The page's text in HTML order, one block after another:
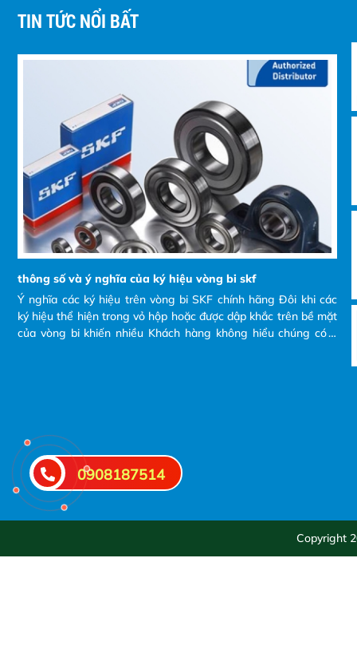
TIN TỨC NỔI BẤT
thông số và ý nghĩa của ký hiệu vòng bi skf
Ý nghĩa các ký hiệu trên vòng bi SKF chính hãng Đôi khi các
ký hiệu thể hiện trong vỏ hộp hoặc được dập khắc trên bề mặt
của vòng bi khiến nhiều Khách hàng không hiểu chúng có ý
Copyright
0908187514